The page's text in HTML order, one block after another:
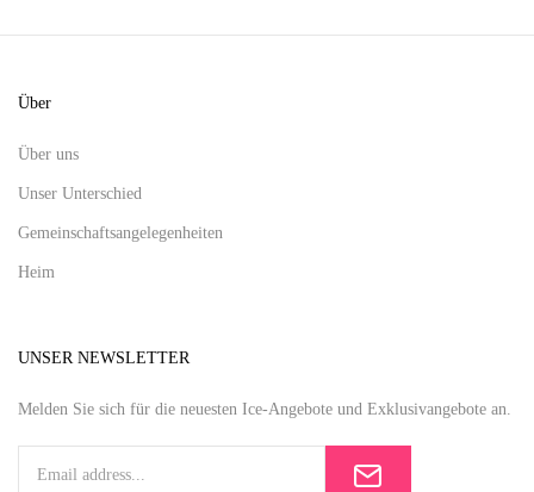
Über
Über uns
Unser Unterschied
Gemeinschaftsangelegenheiten
Heim
UNSER NEWSLETTER
Melden Sie sich für die neuesten Ice-Angebote und Exklusivangebote an.